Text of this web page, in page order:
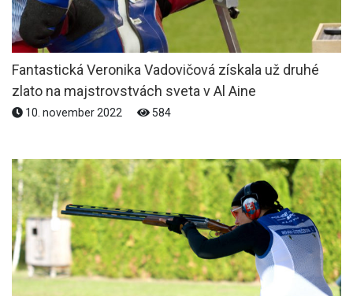
Fantastická Veronika Vadovičová získala už druhé
zlato na majstrovstvách sveta v Al Aine
10. november 2022 584